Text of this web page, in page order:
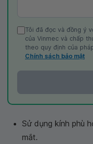
Tôi đã đọc và đồng ý
của Vinmec và chấp
theo quy định của
Chính sách bảo mật
Sử dụng kính phù
mắt.